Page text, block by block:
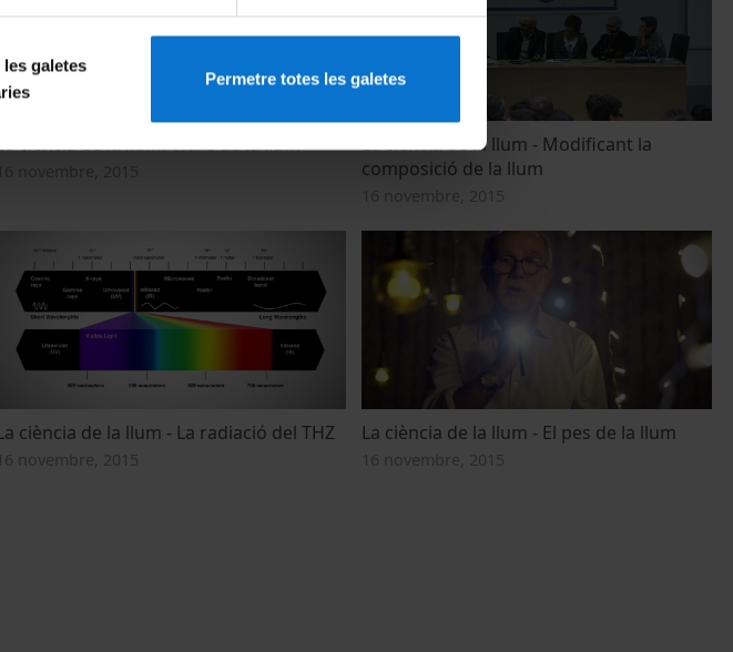
galetes
Permetre totes les galetes
ciència de la llum. Viure de la llum
La ciència de la llum - Modificant la
composició de la llum
16 novembre, 2015
ciència de la llum - La radiació del THZ
16 novembre, 2015
La ciència de la llum - El pes de la llum
16 novembre, 2015